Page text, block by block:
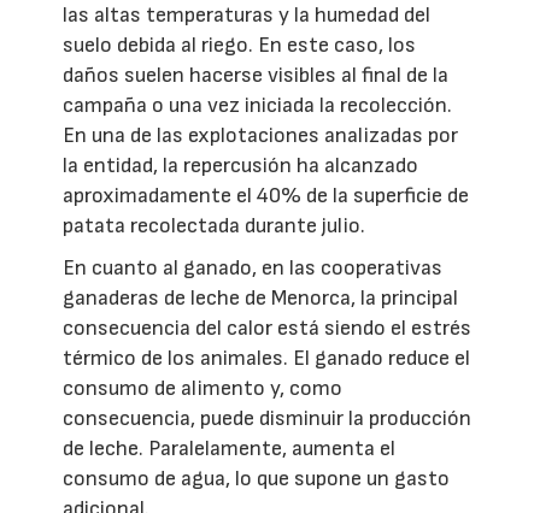
las altas temperaturas y la humedad del
suelo debida al riego. En este caso, los
daños suelen hacerse visibles al final de la
campaña o una vez iniciada la recolección.
En una de las explotaciones analizadas por
la entidad, la repercusión ha alcanzado
aproximadamente el 40% de la superficie de
patata recolectada durante julio.
En cuanto al ganado, en las cooperativas
ganaderas de leche de Menorca, la principal
consecuencia del calor está siendo el estrés
térmico de los animales. El ganado reduce el
consumo de alimento y, como
consecuencia, puede disminuir la producción
de leche. Paralelamente, aumenta el
consumo de agua, lo que supone un gasto